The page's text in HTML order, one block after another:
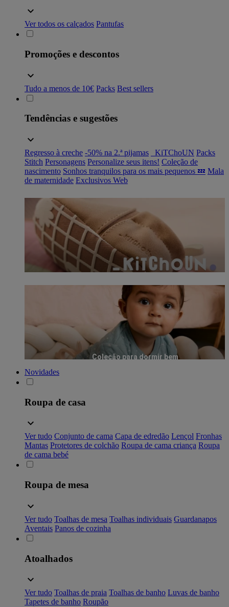
Ver todos os calçados Pantufas
Promoções e descontos
Tudo a menos de 10€ Packs Best sellers
Tendências e sugestões
Regresso à creche -50% na 2.ª pijamas _KiTChoUN Packs
Stitch Personagens Personalize seus itens! Coleção de
nascimento Sonhos tranquilos para os mais pequenos 💤 Mala
de maternidade Exclusivos Web
Coleção para dormir bem
Novidades
Roupa de casa
Ver tudo Conjunto de cama Capa de edredão Lençol Fronhas
Mantas Protetores de colchão Roupa de cama criança Roupa
de cama bebé
Roupa de mesa
Ver tudo Toalhas de mesa Toalhas individuais Guardanapos
Aventais Panos de cozinha
Atoalhados
Ver tudo Toalhas de praia Toalhas de banho Luvas de banho
Tapetes de banho Roupão